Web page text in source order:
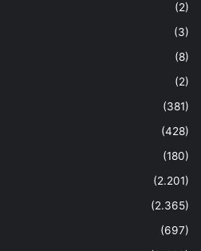
(2)
(3)
(8)
(2)
(381)
(428)
(180)
(2.201)
(2.365)
(697)